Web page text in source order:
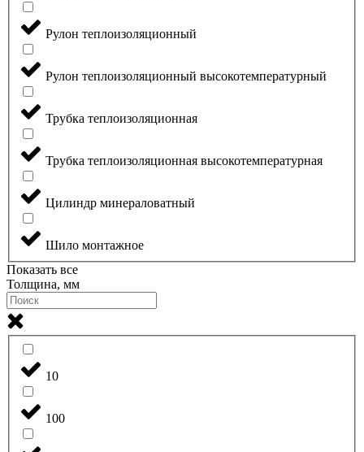
Рулон теплоизоляционный
Рулон теплоизоляционный высокотемпературный
Трубка теплоизоляционная
Трубка теплоизоляционная высокотемпературная
Цилиндр минераловатный
Шило монтажное
Показать все
Толщина, мм
10
100